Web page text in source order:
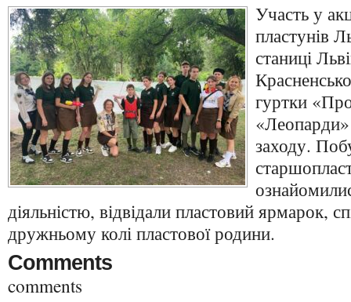
Участь у
пластунів
станиці
гуртки
заходу.
діяльністю, відвідали пластовий ярмарок,
дружньому колі пластової родини.
Comments
comments